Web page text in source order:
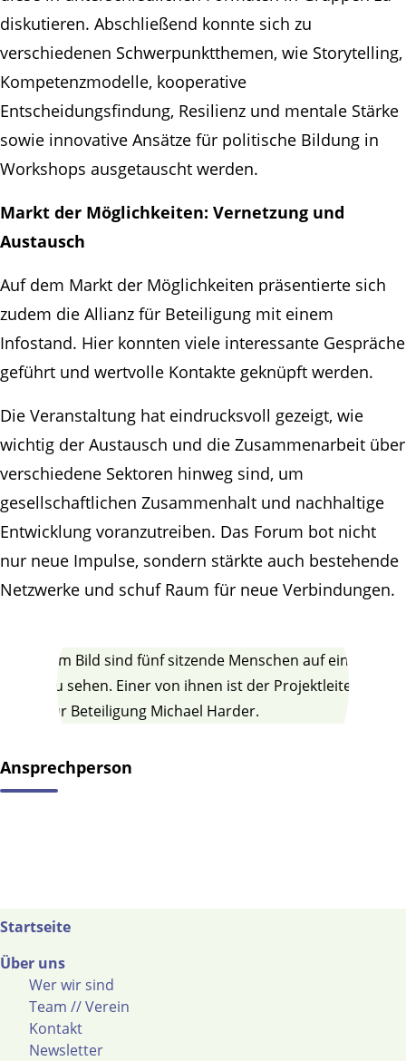
diskutieren. Abschließend konnte sich zu
verschiedenen Schwerpunktthemen, wie Storytelling,
Kompetenzmodelle, kooperative
Entscheidungsfindung, Resilienz und mentale Stärke
sowie innovative Ansätze für politische Bildung in
Workshops ausgetauscht werden.
Markt der Möglichkeiten: Vernetzung und
Austausch
Auf dem Markt der Möglichkeiten präsentierte sich
zudem die Allianz für Beteiligung mit einem
Infostand. Hier konnten viele interessante Gespräche
geführt und wertvolle Kontakte geknüpft werden.
Die Veranstaltung hat eindrucksvoll gezeigt, wie
wichtig der Austausch und die Zusammenarbeit über
verschiedene Sektoren hinweg sind, um
gesellschaftlichen Zusammenhalt und nachhaltige
Entwicklung voranzutreiben. Das Forum bot nicht
nur neue Impulse, sondern stärkte auch bestehende
Netzwerke und schuf Raum für neue Verbindungen.
Ansprechperson
Startseite
Über uns
Wer wir sind
Team // Verein
Kontakt
Newsletter